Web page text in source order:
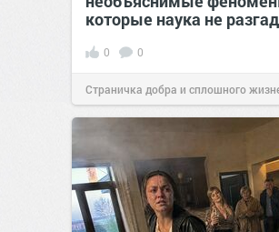
которые наука не
0 0
Страничка добра и сплошного
позитива!11:38Сегодня